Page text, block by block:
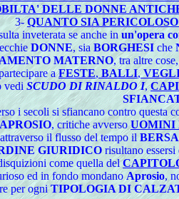
DELLE DONNE
3-QUANTO SIA
inveterata se anche in un'opera
DONNE, sia BORGHESIche
MATERNO, tra altre
aFESTE, BALLI,
vedi SCUDO DI RINALDO I,
i secoli si sfiancano contro questa
APROSIO, critiche avversoUOMINI
il flusso del tempo il
GIURIDICO risultano
come quella del
ed in fondo mondanoAprosio,
per ogniTIPOLOGIA DI